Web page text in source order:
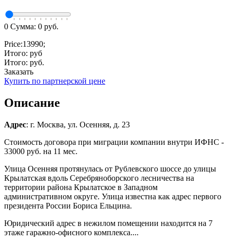
0 Сумма: 0 руб.
Price:13990;
Итого: руб
Итого: руб.
Заказать
Купить по партнерской цене
Описание
Адрес: г. Москва, ул. Осенняя, д. 23
Стоимость договора при миграции компании внутри ИФНС -
33000 руб. на 11 мес.
Улица Осенняя протянулась от Рублевского шоссе до улицы
Крылатская вдоль Серебряноборского лесничества на
территории района Крылатское в Западном
административном округе. Улица известна как адрес первого
президента России Бориса Ельцина.
Юридический адрес в нежилом помещении находится на 7
этаже гаражно-офисного комплекса....